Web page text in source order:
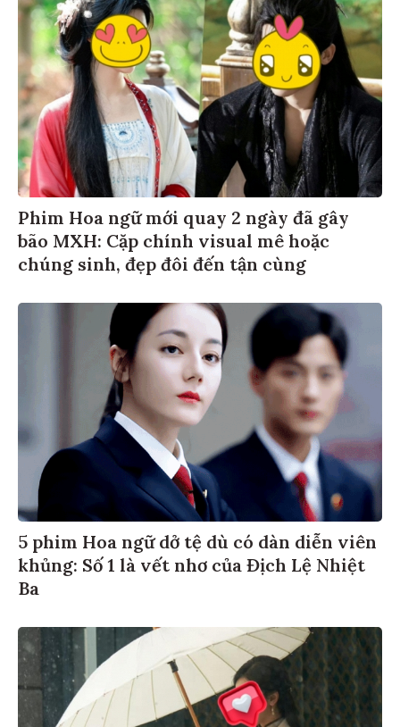
Phim Hoa ngữ mới quay 2 ngày đã gây
bão MXH: Cặp chính visual mê hoặc
chúng sinh, đẹp đôi đến tận cùng
5 phim Hoa ngữ dở tệ dù có dàn diễn viên
khủng: Số 1 là vết nhơ của Địch Lệ Nhiệt
Ba